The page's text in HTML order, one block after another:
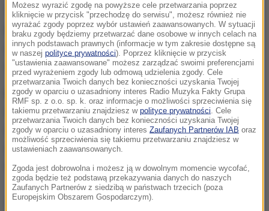
"Nie mogę uwierzyć, że muszę to powiedzieć.
Robiłem wszystko, żeby wyzdrowieć, ale moja
choroba postępuje" - napisał Justin Bieber w
wydanym oświadczeniu.
W 2020 roku Bieber ujawnił, że cierpi na boreliozę
wywołaną przez ukąszenie kleszcza. Ponadto
choruje na gorączkę gruczołową, na początku roku
zmagał się dodatkowo z infekcją koronawirusa. Już
wtedy musiał odwołać kilka koncertów.
Dalsza część artykułu pod materiałem video:
Możesz wyrazić zgodę na powyższe cele przetwarzania poprzez
kliknięcie w przycisk "przechodzę do serwisu", możesz również nie
wyrażać zgody poprzez wybór ustawień zaawansowanych. W sytuacji
braku zgody będziemy przetwarzać dane osobowe w innych celach na
innych podstawach prawnych (informacje w tym zakresie dostępne są
w naszej polityce prywatności). Poprzez kliknięcie w przycisk
"ustawienia zaawansowane" możesz zarządzać swoimi preferencjami
przed wyrażeniem zgody lub odmową udzielenia zgody. Cele
przetwarzania Twoich danych bez konieczności uzyskania Twojej
zgody w oparciu o uzasadniony interes Radio Muzyka Fakty Grupa
RMF sp. z o.o. sp. k. oraz informacje o możliwości sprzeciwienia się
takiemu przetwarzaniu znajdziesz w polityce prywatności . Cele
przetwarzania Twoich danych bez konieczności uzyskania Twojej
zgody w oparciu o uzasadniony interes Zaufanych Partnerów IAB oraz
możliwość sprzeciwienia się takiemu przetwarzaniu znajdziesz w
ustawieniach zaawansowanych.
Zgoda jest dobrowolna i możesz ją w dowolnym momencie wycofać,
zgoda będzie też podstawą przekazywania danych do naszych
Zaufanych Partnerów z siedzibą w państwach trzecich (poza
Europejskim Obszarem Gospodarczym).